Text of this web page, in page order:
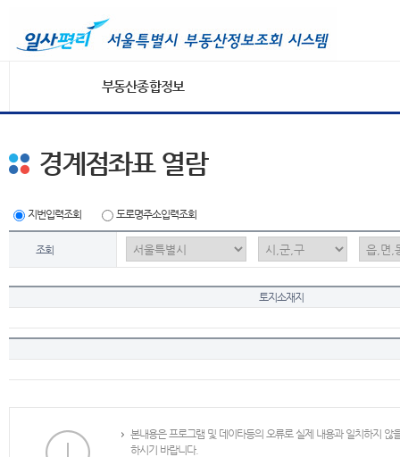
부동산종합정보
경계점좌표 열람
지번입력조회 도로명주소입력조회
조회
토지소재지
본내용은 프로그램 및 데이타등의 오류로 실제 내용과 일치하지
하시기 바랍니다.